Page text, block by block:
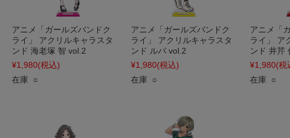
アニメ「ガールズバンドク
ライ」 アクリルキャラスタ
ンド 海老塚 智 vol.2
¥1,980(税込)
在庫 ○
アニメ「ガールズバンドク
ライ」 アクリルキャラスタ
ンド ルパ vol.2
¥1,980(税込)
在庫 ○
アニメ「
ライ」 ア
ンド 井芹
¥1,980(税
在庫 ○